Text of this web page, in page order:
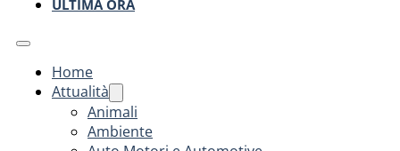
ULTIMA ORA
Home
Attualità
Animali
Ambiente